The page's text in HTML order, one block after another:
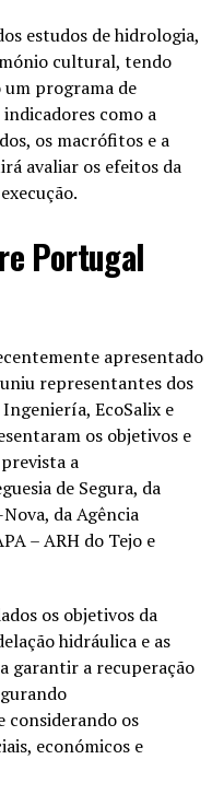
estudos de hidrologia,
cultural, tendo
programa de
como a
os macrófitos e a
avaliar os efeitos da
Portugal
apresentado
representantes dos
EcoSalix e
os objetivos e
a
de Segura, da
da Agência
– ARH do Tejo e
os objetivos da
hidráulica e as
garantir a recuperação
considerando os
económicos e